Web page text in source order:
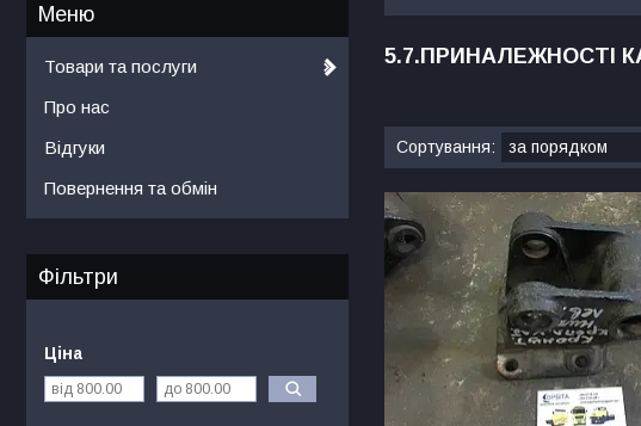
5.7.ПРИНАЛЕЖНОСТІ
Товари та послуги
Про нас
Відгуки
Повернення та обмін
Фільтри
Ціна